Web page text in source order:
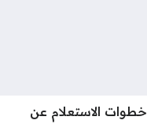
خطوات الاستعلام عن